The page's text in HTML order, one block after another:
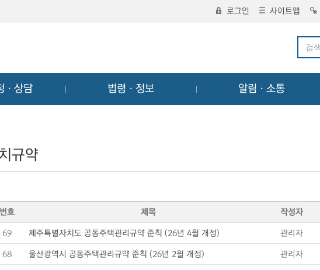
로그인 사이트맵
ㆍ상담 법령ㆍ정보 알림ㆍ소통
규약
호 제목 작성자
69 제주특별자치도 공동주택관리규약 준칙 (26년 4월 개정) 관리자
68 울산광역시 공동주택관리규약 준칙 (26년 2월 개정) 관리자